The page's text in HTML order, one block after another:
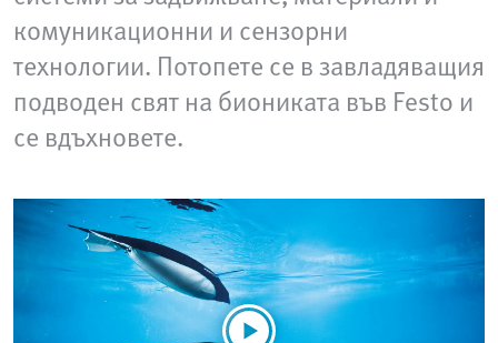
комуникационни и сензорни
технологии. Потопете се в завладяващия
подводен свят на биониката във Festo и
се вдъхновете.